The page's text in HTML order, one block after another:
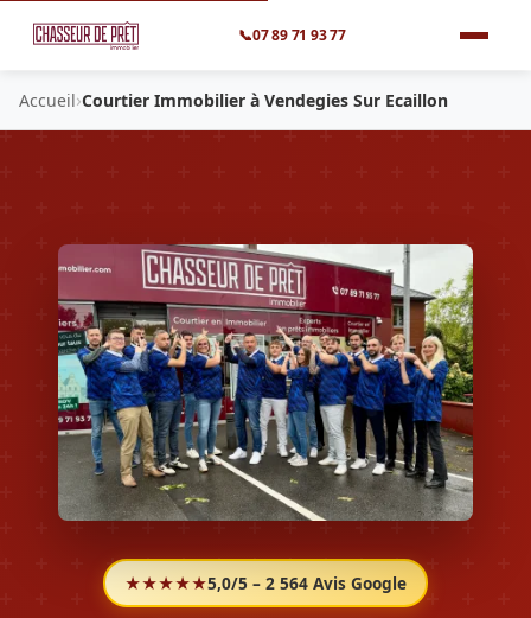
📞07 89 71 93 77
Accueil›Courtier Immobilier à Vendegies Sur Ecaillon
★★★★★5,0/5 – 2 564 Avis Google